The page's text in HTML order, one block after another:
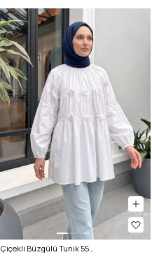
Çiçekli Büzgülü Tunik 5501 - BEYAZ